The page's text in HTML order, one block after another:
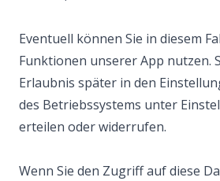
Eventuell können Sie in diesem
Funktionen unserer App nutzen.
Erlaubnis später in den
des Betriebssystems unter
erteilen oder widerrufen.
Wenn Sie den Zugriff auf diese